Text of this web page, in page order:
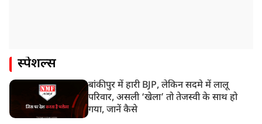
स्पेशल्स
बांकीपुर में हारी BJP, लेकिन सदमे में लालू
परिवार, असली ‘खेला’ तो तेजस्वी के साथ हो
गया, जानें कैसे